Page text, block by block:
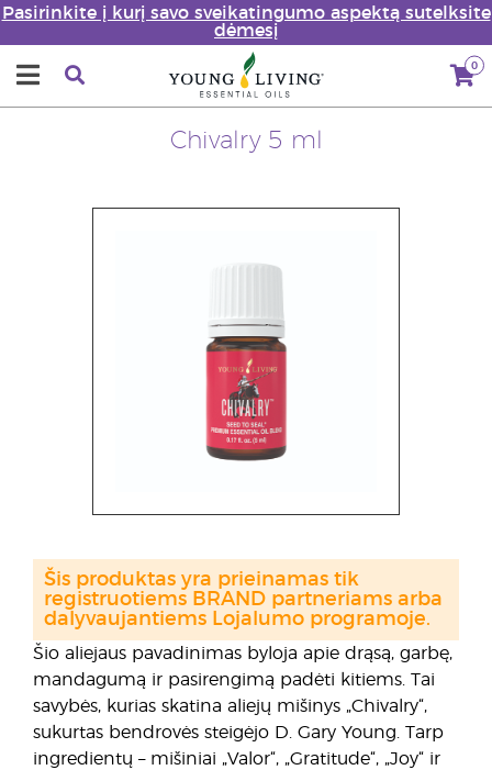
Pasirinkite į kurį savo sveikatingumo aspektą sutelksite
dėmesį
0
Chivalry 5 ml
Šio aliejaus pavadinimas byloja apie drąsą, garbę,
mandagumą ir pasirengimą padėti kitiems. Tai
savybės, kurias skatina aliejų mišinys „Chivalry“,
sukurtas bendrovės steigėjo D. Gary Young. Tarp
ingredientų – mišiniai „Valor“, „Gratitude“, „Joy“ ir
Šis produktas yra prieinamas tik
registruotiems BRAND partneriams arba
dalyvaujantiems Lojalumo programoje.